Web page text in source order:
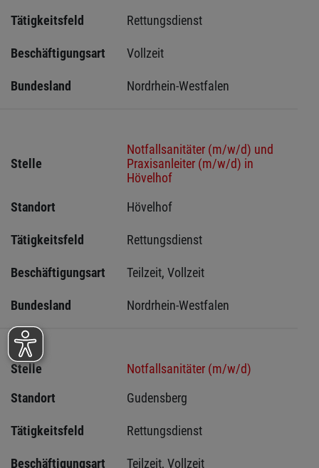
Tätigkeitsfeld Rettungsdienst
Beschäftigungsart Vollzeit
Bundesland Nordrhein-Westfalen
Stelle
Notfallsanitäter (m/w/d) und
Praxisanleiter (m/w/d) in
Hövelhof
Standort
Hövelhof
Tätigkeitsfeld Rettungsdienst
Beschäftigungsart Teilzeit, Vollzeit
Bundesland Nordrhein-Westfalen
Stelle
Notfallsanitäter (m/w/d)
Standort
Gudensberg
Tätigkeitsfeld Rettungsdienst
Beschäftigungsart Teilzeit, Vollzeit